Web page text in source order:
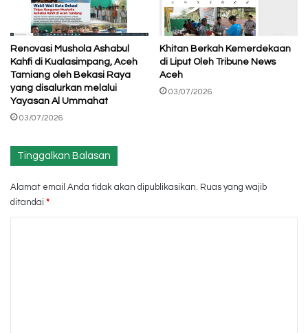
Renovasi Mushola Ashabul
Kahfi di Kualasimpang, Aceh
Tamiang oleh Bekasi Raya
yang disalurkan melalui
Yayasan Al Ummahat
03/07/2026
Khitan Berkah Kemerdekaan
di Liput Oleh Tribune News
Aceh
03/07/2026
Tinggalkan Balasan
Alamat email Anda tidak akan dipublikasikan. Ruas yang wajib
ditandai *